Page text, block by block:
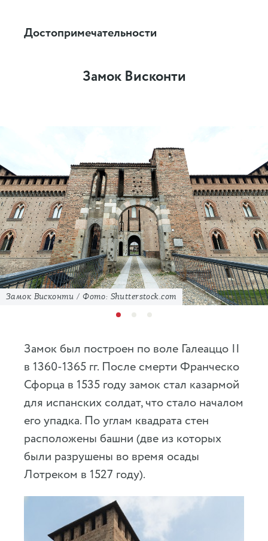
Достопримечательности
Замок Висконти
Замок Висконти / Фото: Shutterstock.com
Замок был построен по воле Галеаццо II
в 1360-1365 гг. После смерти Франческо
Сфорца в 1535 году замок стал казармой
для испанских солдат, что стало началом
его упадка. По углам квадрата стен
расположены башни (две из которых
были разрушены во время осады
Лотреком в 1527 году).